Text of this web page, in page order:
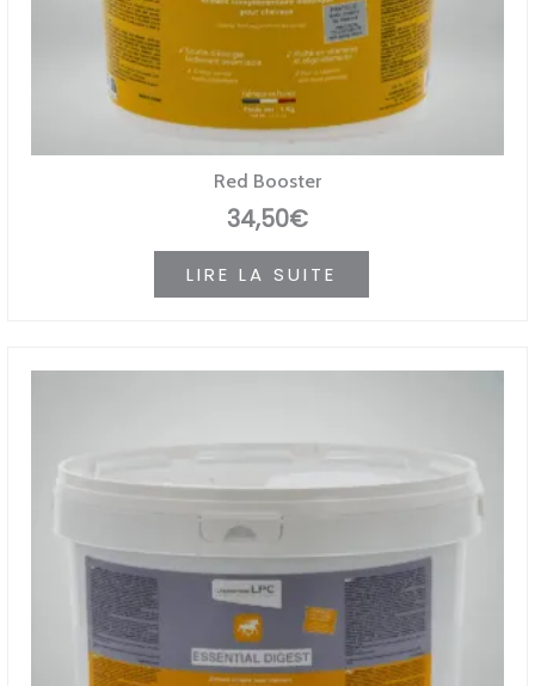
Red Booster
34,50€
LIRE LA SUITE